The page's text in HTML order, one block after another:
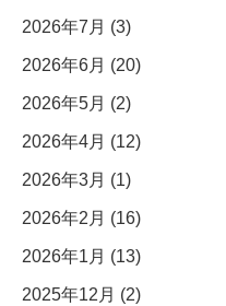
2026年7月 (3)
2026年6月 (20)
2026年5月 (2)
2026年4月 (12)
2026年3月 (1)
2026年2月 (16)
2026年1月 (13)
2025年12月 (2)